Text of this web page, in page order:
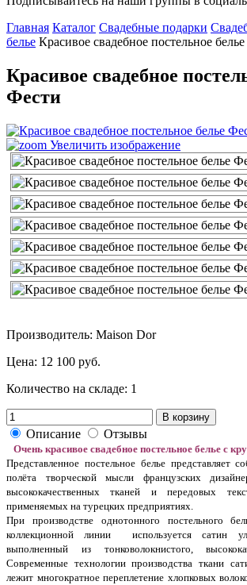
Главная Каталог Свадебные подарки
белье Красивое свадебное постельное
Красивое свадебное
Фести
Увеличить изображение
Производитель: Maison Dor
Цена: 12 100 руб.
Количество на складе: 1
В корзину
Описание Отзывы
Очень красивое свадебное постельное белье с
Представленное постельное белье представляет
полёта творческой мысли французских
высококачественных тканей и передовых
применяемых на турецких предприятиях.
При производстве однотонного постельного
коллекционной линии используется сатин
выполненный из тонковолокнистого,
Современные технологии производства ткани
лежит многократное переплетение хлопковых